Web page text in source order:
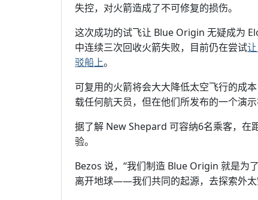
失控，对火箭造成了不可修复的损伤。
这次成功的试飞让 Blue Origin 无疑成为
中连续三次回收火箭失败，目前仍在尝试
驳船上。
可复用的火箭将会大大降低太空飞行的成
载任何航天员，但在他们所发布的一个演
据了解 New Shepard 可容纳6名乘客，在
验。
Bezos 说，“我们制造 Blue Origin 就是为
离开地球——我们共同的起源，去探索外太